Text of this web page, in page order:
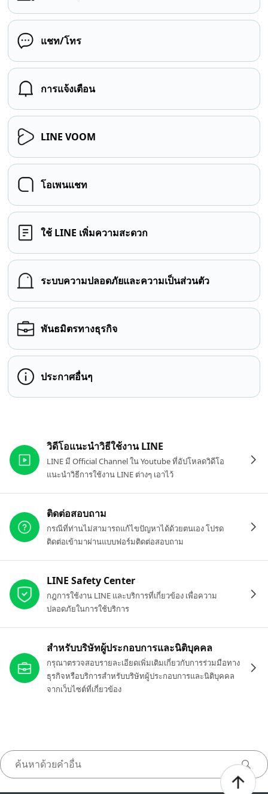
แชท/โทร
การแจ้งเตือน
LINE VOOM
โอเพนแชท
ใช้ LINE เพิ่มความสะดวก
ระบบความปลอดภัยและความเป็นส่วนตัว
พันธมิตรทางธุรกิจ
ประกาศอื่นๆ
วิดีโอแนะนำวิธีใช้งาน LINE
LINE มี Official Channel ใน Youtube ที่อัปโหลดวิดีโอ
แนะนำวิธีการใช้งาน LINE ต่างๆ เอาไว้
ติดต่อสอบถาม
กรณีที่ท่านไม่สามารถแก้ไขปัญหาได้ด้วยตนเอง โปรด
ติดต่อเข้ามาผ่านแบบฟอร์มติดต่อสอบถาม
LINE Safety Center
กฎการใช้งาน LINE และบริการที่เกี่ยวข้อง เพื่อความ
ปลอดภัยในการใช้บริการ
สำหรับบริษัทผู้ประกอบการและนิติบุคคล
กรุณาตรวจสอบรายละเอียดเพิ่มเติมเกี่ยวกับการร่วมมือทาง
ธุรกิจหรือบริการสำหรับบริษัทผู้ประกอบการและนิติบุคคล
จากเว็บไซต์ที่เกี่ยวข้อง